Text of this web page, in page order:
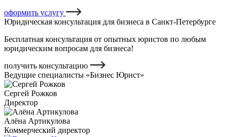
оформить услугу
Юридическая консультация для бизнеса в Санкт-Петербурге
Бесплатная консультация от опытных юристов по любым
юридическим вопросам для бизнеса!
получить консультацию
Ведущие специалисты «Бизнес Юрист»
Сергей Рожков
Директор
Алёна Артикулова
Коммерческий директор